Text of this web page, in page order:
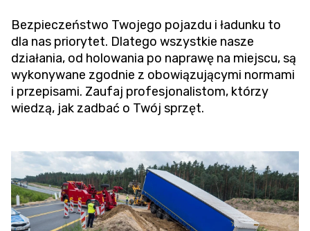
Bezpieczeństwo Twojego pojazdu i ładunku to
dla nas priorytet. Dlatego wszystkie nasze
działania, od holowania po naprawę na miejscu, są
wykonywane zgodnie z obowiązującymi normami
i przepisami. Zaufaj profesjonalistom, którzy
wiedzą, jak zadbać o Twój sprzęt.